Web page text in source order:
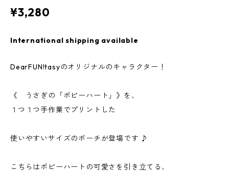
¥3,280
International shipping available
DearFUN!tasyのオリジナルのキャラクター！
《 うさぎの「ポピーハート」》を、
１つ１つ手作業でプリントした
使いやすいサイズのポーチが登場です ♪
こちらはポピーハートの可愛さを引き立てる、